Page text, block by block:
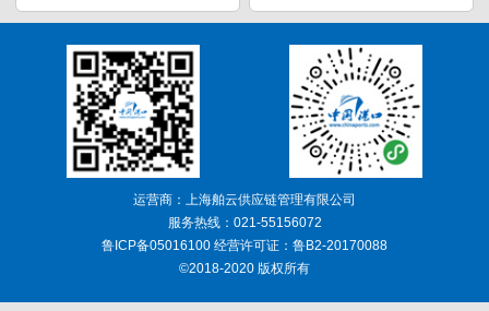
运营商：上海舶云供应链管理有限公司
服务热线：021-55156072
鲁ICP备05016100 经营许可证：鲁B2-20170088
©2018-2020 版权所有